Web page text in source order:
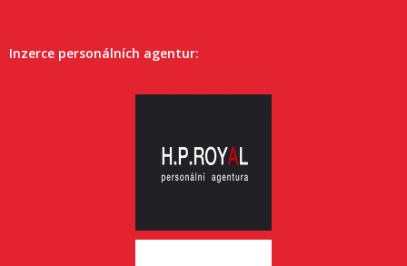
Inzerce personálních agentur: